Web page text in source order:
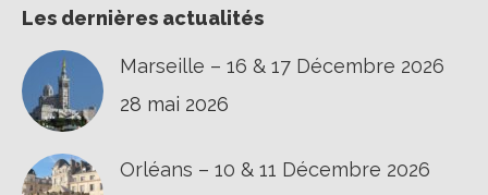
Les dernières actualités
Marseille – 16 & 17 Décembre 2026
28 mai 2026
Orléans – 10 & 11 Décembre 2026